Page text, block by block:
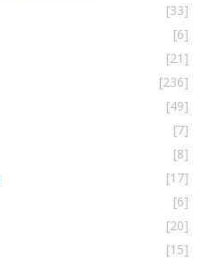
[33]
[6]
[21]
[236]
[49]
[7]
[8]
[17]
[6]
[20]
[15]